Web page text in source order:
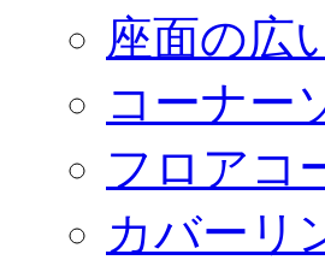
座面の広
コーナー
フロアコ
カバーリ